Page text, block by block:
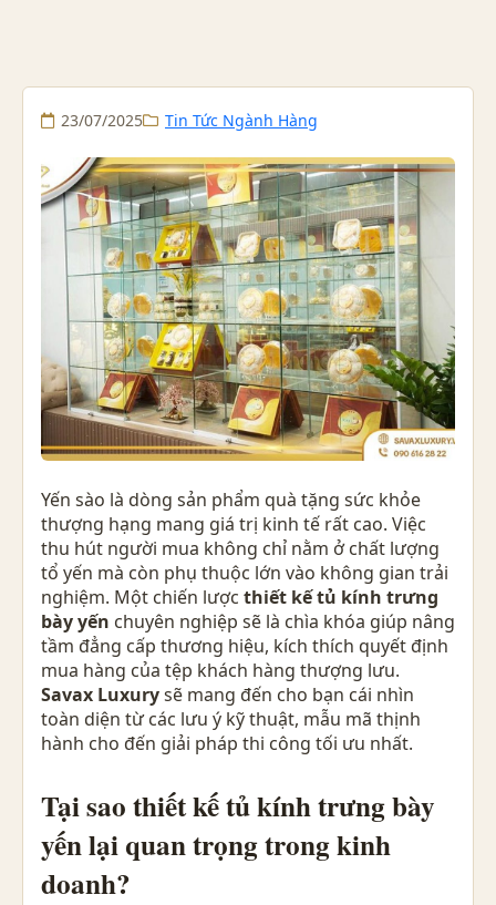
23/07/2025 Tin Tức Ngành Hàng
Yến sào là dòng sản phẩm quà tặng sức khỏe
thượng hạng mang giá trị kinh tế rất cao. Việc
thu hút người mua không chỉ nằm ở chất lượng
tổ yến mà còn phụ thuộc lớn vào không gian trải
nghiệm. Một chiến lược thiết kế tủ kính trưng
bày yến chuyên nghiệp sẽ là chìa khóa giúp nâng
tầm đẳng cấp thương hiệu, kích thích quyết định
mua hàng của tệp khách hàng thượng lưu.
Savax Luxurysẽ mang đến cho bạn cái nhìn
toàn diện từ các lưu ý kỹ thuật, mẫu mã thịnh
hành cho đến giải pháp thi công tối ưu nhất.
Tại sao thiết kế tủ kính trưng bày
yến lại quan trọng trong kinh
doanh?